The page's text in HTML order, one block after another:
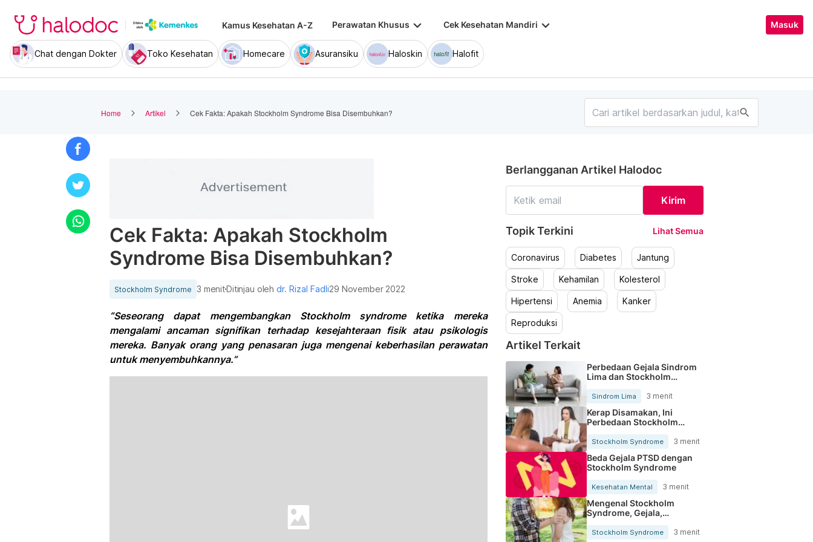
Kamus Kesehatan A-Z Perawatan Khusus keyboard_arrow_down Cek Kesehatan Mandiri keyboard_arrow_down Masuk
Chat dengan Dokter Toko Kesehatan Homecare Asuransiku Haloskin Halofit
Home Artikel Cek Fakta: Apakah Stockholm Syndrome Bisa Disembuhkan? search
Cek Fakta: Apakah Stockholm
Syndrome Bisa Disembuhkan?
Stockholm Syndrome 3 menitDitinjau olehdr. Rizal Fadli29 November 2022
“Seseorang dapat mengembangkan Stockholm syndrome ketika mereka
mengalami ancaman signifikan terhadap kesejahteraan fisik atau psikologis
mereka. Banyak orang yang penasaran juga mengenai keberhasilan perawatan
untuk menyembuhkannya.”
Berlangganan Artikel Halodoc
Kirim
Topik Terkini Lihat Semua
Coronavirus Diabetes Jantung
Stroke Kehamilan Kolesterol
Hipertensi Anemia Kanker
Reproduksi
Artikel Terkait
Perbedaan Gejala Sindrom
Lima dan Stockholm
Sindrom Lima 3 menit
Kerap Disamakan, Ini
Perbedaan Stockholm
Lima
Stockholm Syndrome 3 menit
Beda Gejala PTSD dengan
Stockholm Syndrome
Kesehatan Mental 3 menit
Mengenal Stockholm
Syndrome, Gejala,
Penyebab, dan Pengobatan
Stockholm Syndrome 3 menit